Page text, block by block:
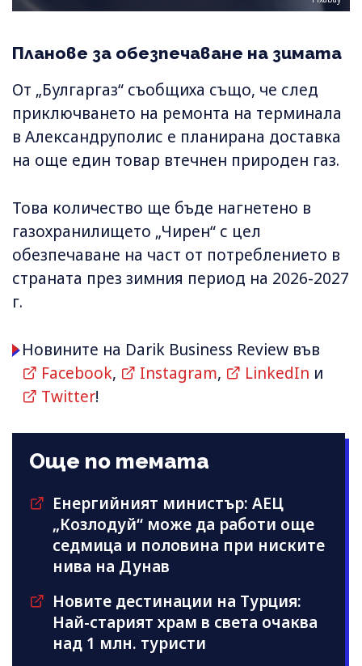
Планове за обезпечаване на зимата
От „Булгаргаз“ съобщиха също, че след
приключването на ремонта на терминала
в Александруполис е планирана доставка
на още един товар втечнен природен газ.
Това количество ще бъде нагнетено в
газохранилището „Чирен“ с цел
обезпечаване на част от потреблението в
страната през зимния период на 2026-2027
г.
Новините на Darik Business Review във
Facebook, Instagram, LinkedIn и
Twitter!
Още по темата
Енергийният министър: АЕЦ
„Козлодуй“ може да работи още
седмица и половина при ниските
нива на Дунав
Новите дестинации на Турция:
Най-старият храм в света очаква
над 1 млн. туристи